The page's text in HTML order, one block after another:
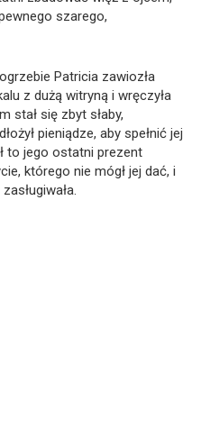
szarego,
Patricia zawiozła
z dużą witryną i wręczyła
stał się zbyt słaby,
pieniądze, aby spełnić jej
to jego ostatni prezent
którego nie mógł jej dać, i